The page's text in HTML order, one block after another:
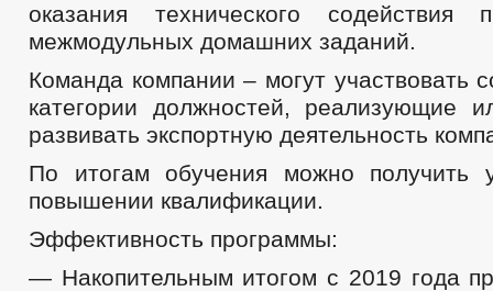
оказания технического содействия
межмодульных домашних заданий.
Команда компании – могут участвовать
категории должностей, реализующие
развивать экспортную деятельность
По итогам обучения можно получить
повышении квалификации.
Эффективность программы:
— Накопительным итогом с 2019 года